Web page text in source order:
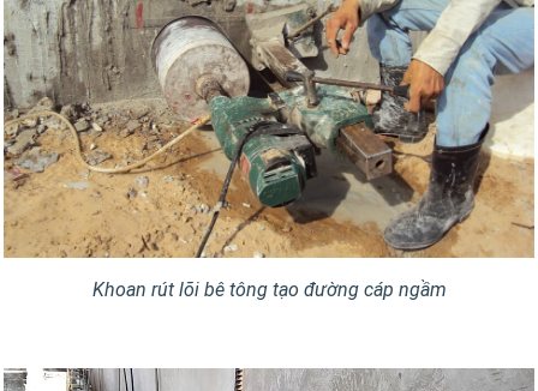
Khoan rút lõi bê tông tạo đường cáp ngầm